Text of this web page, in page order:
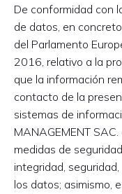
De conformidad con
de datos, en
del Parlamento
2016, relativo a la
que la información
contacto de la
sistemas de
MANAGEMENT
medidas de
integridad,
los datos; asimismo,